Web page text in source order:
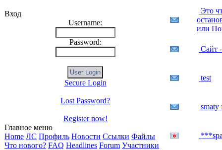
Вход
Username:
Password:
Secure Login
Lost Password?
Register now!
Главное меню
Home ЛС Профиль Новости Ссылки Файлы
Что нового? FAQ Headlines Forum Участники
Это
или
Сайт
test
smaty